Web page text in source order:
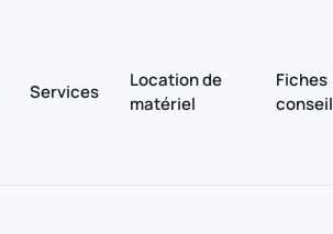
Services
Location de
matériel
Fiches
conseil